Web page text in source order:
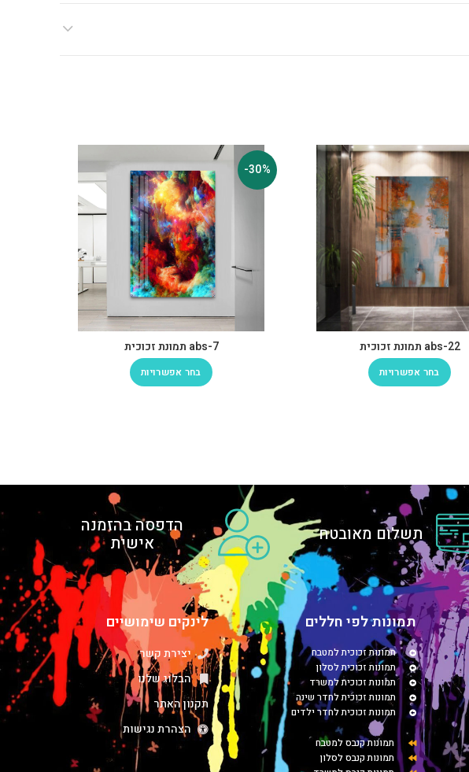
abs-22 תמונת זכוכית
בחר אפשרויות
-30%
abs-7 תמונת זכוכית
בחר אפשרויות
תשלום מאובטח הדפסה בהזמנה
אישית
תמונות לפי חללים
תמונות זכוכית למטבח
תמונות זכוכית לסלון
תמונות זכוכית למשרד
תמונות זכוכית לחדר שינה
תמונות זכוכית לחדר ילדים
תמונות קנבס למטבח
תמונות קנבס לסלון
לינקים שימושיים
יצירת קשר
הבלוג שלנו
תקנון האתר
הצהרת נגישות